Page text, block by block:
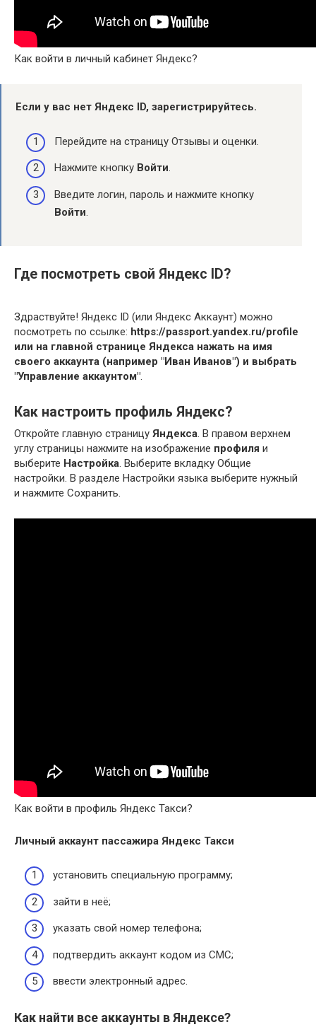
Как войти в личный кабинет Яндекс?
Если у вас нет Яндекс ID, зарегистрируйтесь.
Перейдите на страницу Отзывы и оценки.
Нажмите кнопку Войти.
Введите логин, пароль и нажмите кнопку
Войти.
Где посмотреть свой Яндекс ID?
Здраствуйте! Яндекс ID (или Яндекс Аккаунт) можно
посмотреть по ссылке: https://passport.yandex.ru/profile
или на главной странице Яндекса нажать на имя
своего аккаунта (например "Иван Иванов") и выбрать
"Управление аккаунтом".
Как настроить профиль Яндекс?
Откройте главную страницу Яндекса. В правом верхнем
углу страницы нажмите на изображение профиля и
выберите Настройка. Выберите вкладку Общие
настройки. В разделе Настройки языка выберите нужный
и нажмите Сохранить.
Как войти в профиль Яндекс Такси?
Личный аккаунт пассажира Яндекс Такси
установить специальную программу;
зайти в неё;
указать свой номер телефона;
подтвердить аккаунт кодом из СМС;
ввести электронный адрес.
Как найти все аккаунты в Яндексе?